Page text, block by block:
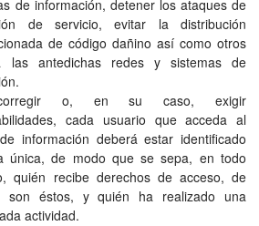
de información, detener los ataques de
de servicio, evitar la distribución
de código dañino así como otros
las antedichas redes y sistemas de
o, en su caso, exigir
cada usuario que acceda al
información deberá estar identificado
única, de modo que se sepa, en todo
quién recibe derechos de acceso, de
son éstos, y quién ha realizado una
actividad.